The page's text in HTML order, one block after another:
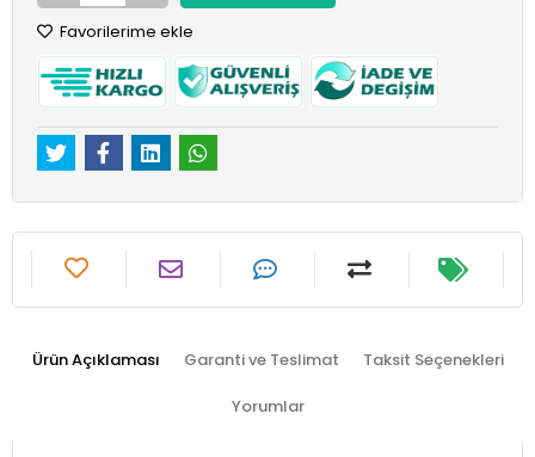
Favorilerime ekle
Ürün Açıklaması Garanti ve Teslimat Taksit Seçenekleri
Yorumlar